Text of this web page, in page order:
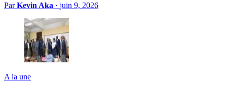
ParKevin Aka · juin 9, 2026
A la une